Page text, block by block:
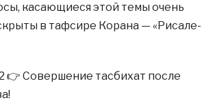
касающиеся этой темы очень
в тафсире Корана — «Рисале-
👉 Совершение тасбихат после